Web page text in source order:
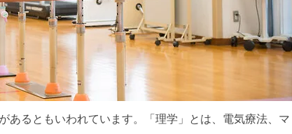
あるともいわれています。「理学」とは、電気療法、マ